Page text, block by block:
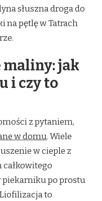
słuszna droga do
na pętlę w Tatrach
jak
i czy to
z pytaniem,
w domu. Wiele
w cieple z
całkowitego
piekarniku po prostu
to